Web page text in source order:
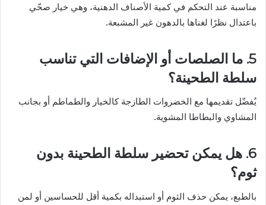
مناسبة عند التحكم في كمية الأصناف الدهنية، وهي خيار صحّي
باعتدال نظرًا لغناها بالدهون غير المشبعة.
5. ما الصلصات أو الإضافات التي تناسب
سلطة الطحينة؟
يُفضّل تقديمها مع الخضروات الطازجة كالخيار والطماطم أو بجانب
المشاوي والبطاطا المشوية.
6. هل يمكن تحضير سلطة الطحينة بدون
ثوم؟
بالطبع، يمكن حذف الثوم أو استبداله بكمية أقل للحساسين أو لمن